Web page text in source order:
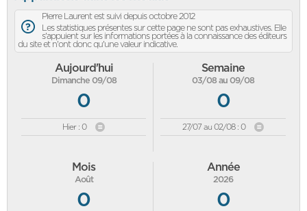
Pierre Laurent est suivi depuis octobre 2012
Les statistiques présentes sur cette page ne sont pas exhaustives. Elle
s'appuient sur les informations portées à la connaissance des éditeurs
du site et n'ont donc qu'une valeur indicative.
Aujourd'hui
Dimanche 09/08
0
Hier : 0
Semaine
03/08 au 09/08
0
27/07 au 02/08 : 0
Mois
Août
0
Année
2026
0